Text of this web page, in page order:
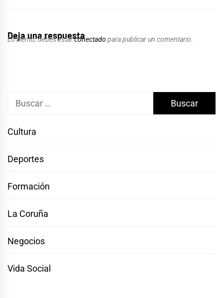
Deja una respuesta
Lo siento, debes estarconectado para publicar un comentario.
Buscar:
Cultura
Deportes
Formación
La Coruña
Negocios
Vida Social